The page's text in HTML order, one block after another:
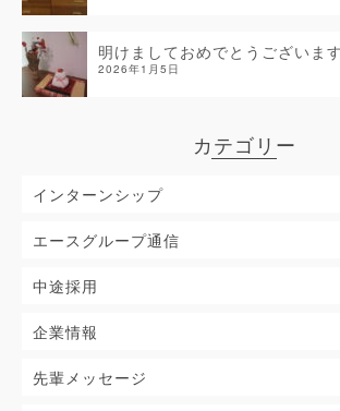
明けましておめでとうございま
2026年1月5日
カテゴリー
インターンシップ
エースグループ通信
中途採用
企業情報
先輩メッセージ